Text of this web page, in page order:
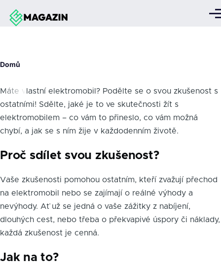
Přejít k hlavnímu obsahu
Domů
Máte vlastní elektromobil? Podělte se o svou zkušenost s
ostatními! Sdělte, jaké je to ve skutečnosti žít s
elektromobilem – co vám to přineslo, co vám možná
chybí, a jak se s ním žije v každodenním životě.
Proč sdílet svou zkušenost?
Vaše zkušenosti pomohou ostatním, kteří zvažují přechod
na elektromobil nebo se zajímají o reálné výhody a
nevýhody. Ať už se jedná o vaše zážitky z nabíjení,
dlouhých cest, nebo třeba o překvapivé úspory či náklady,
každá zkušenost je cenná.
Jak na to?